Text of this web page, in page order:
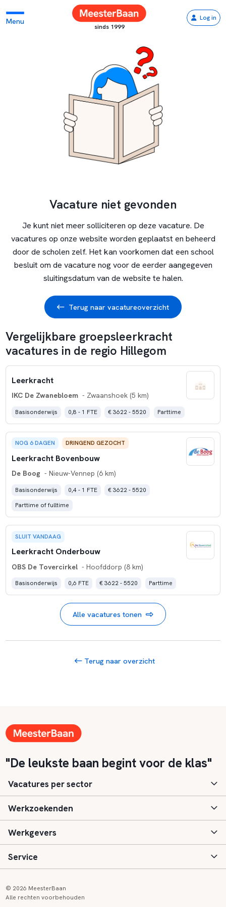
Menu
sinds 1999
Log in
Vacature niet gevonden
Je kunt niet meer solliciteren op deze vacature. De
vacatures op onze website worden geplaatst en beheerd
door de scholen zelf. Het kan voorkomen dat een school
besluit om de vacature nog voor de eerder aangegeven
sluitingsdatum van de website te halen.
Terug naar vacatureoverzicht
Vergelijkbare groepsleerkracht
vacatures in de regio Hillegom
Leerkracht
IKC De Zwanebloem - Zwaanshoek (5 km)
Basisonderwijs 0,8 - 1 FTE € 3622 - 5520 Parttime
NOG 6 DAGEN DRINGEND GEZOCHT
Leerkracht Bovenbouw
De Boog - Nieuw-Vennep (6 km)
Basisonderwijs 0,4 - 1 FTE
€ 3622 - 5520
Parttime of fulltime
SLUIT VANDAAG
Leerkracht Onderbouw
OBS De Tovercirkel - Hoofddorp (8 km)
Basisonderwijs 0,6 FTE € 3622 - 5520 Parttime
Alle vacatures tonen
Terug naar overzicht
"De leukste baan begint voor de klas"
Vacatures per sector
Basisonderwijs
Speciaal (basis) onderwijs
Voortgezet onderwijs
Werkzoekenden
Aanmelden
Vacatures
Werkgevers
Inloggen
Service
© 2026 MeesterBaan
Alle rechten voorbehouden